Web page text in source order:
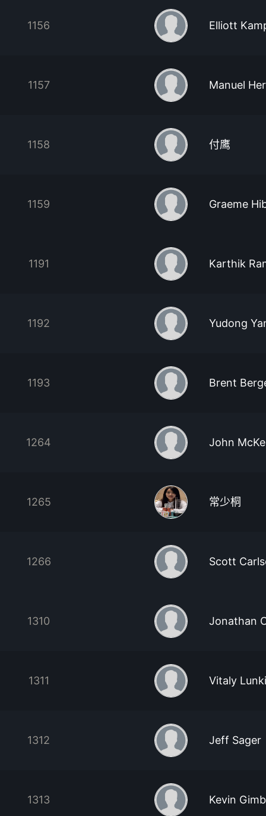
1156 Elliott
1157 Manuel
1158 付鹰
1159 Graeme
1191 Karthik
1192 Yudong
1193 Brent
1264 John
1265 常少桐
1266 Scott
1310 Jonathan
1311 Vitaly
1312 Jeff Sager
1313 Kevin